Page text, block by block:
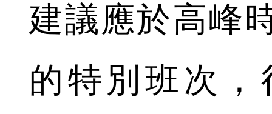
建議應於高峰
的特別班次